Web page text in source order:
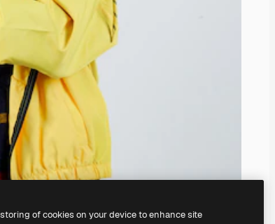
of cookies on your device to enhance site